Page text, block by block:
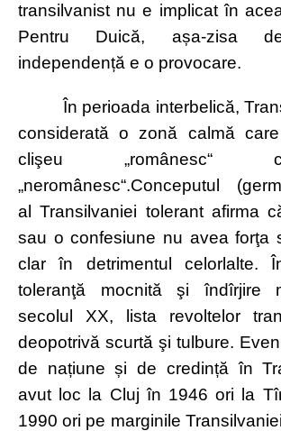
transilvanist nu e implicat în
Pentru Duică, așa-zisa
independență e o provocare.
În perioada interbelică,
considerată o zonă calmă
clişeu „românesc“
„neromânesc“.Conceputul
al Transilvaniei tolerant afirma
sau o confesiune nu avea forţa
clar în detrimentul celorlalte.
toleranţă mocnită şi îndîrjire
secolul XX, lista revoltelor
deopotrivă scurtă şi tulbure.
de națiune și de credință în
avut loc la Cluj în 1946 ori la
1990 ori pe marginile